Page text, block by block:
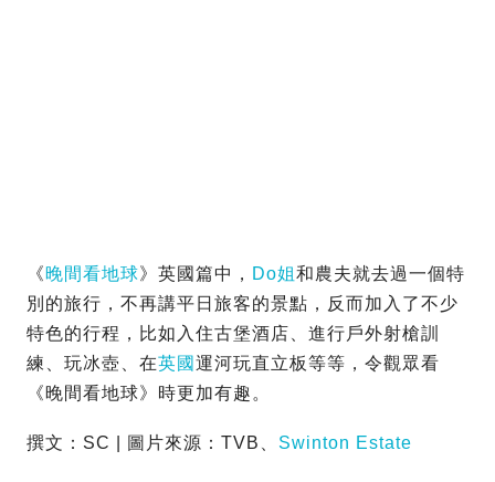
《晚間看地球》英國篇中， Do姐和農夫就去過一個特
別的旅行，不再講平日旅客的景點，反而加入了不少
特色的行程，比如入住古堡酒店、進行戶外射槍訓
練、玩冰壺、在英國運河玩直立板等等，令觀眾看
《晚間看地球》時更加有趣。
撰文：SC | 圖片來源：TVB、 Swinton Estate